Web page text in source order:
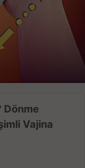
Dönme
Vajina